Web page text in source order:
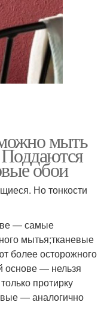
мыть
обои
Но тонкости
— самые
мытья;тканевые
более осторожного
основе — нельзя
протирку
— аналогично